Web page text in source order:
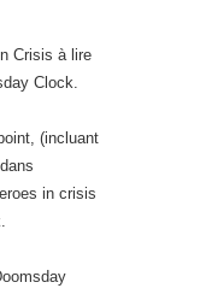
Crisis à lire
Clock.
(incluant
in crisis